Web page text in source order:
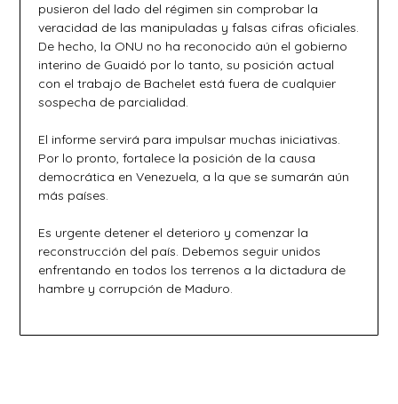
pusieron del lado del régimen sin comprobar la
veracidad de las manipuladas y falsas cifras oficiales.
De hecho, la ONU no ha reconocido aún el gobierno
interino de Guaidó por lo tanto, su posición actual
con el trabajo de Bachelet está fuera de cualquier
sospecha de parcialidad.
El informe servirá para impulsar muchas iniciativas.
Por lo pronto, fortalece la posición de la causa
democrática en Venezuela, a la que se sumarán aún
más países.
Es urgente detener el deterioro y comenzar la
reconstrucción del país. Debemos seguir unidos
enfrentando en todos los terrenos a la dictadura de
hambre y corrupción de Maduro.